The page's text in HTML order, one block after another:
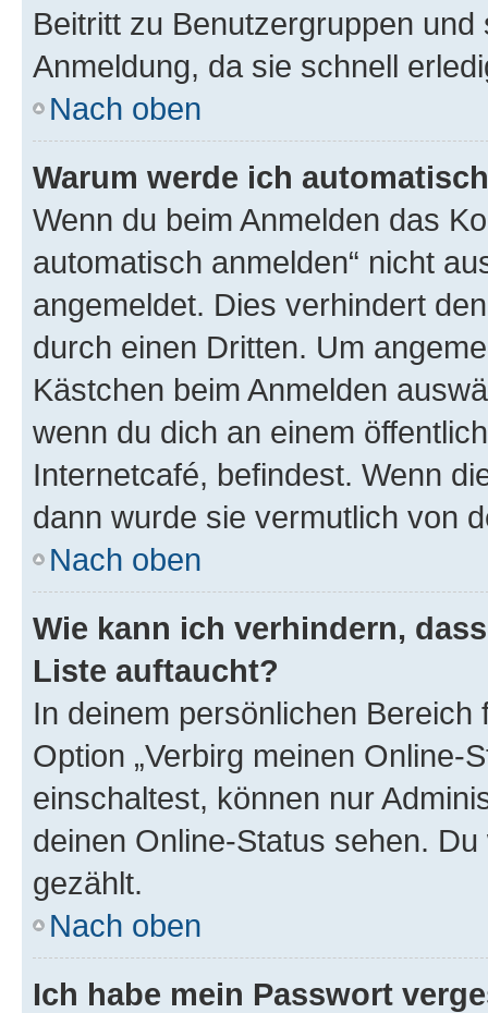
Beitritt zu Benutzergruppen
Anmeldung, da sie schnell
Nach oben
Warum werde ich
Wenn du beim Anmelden das
automatisch anmelden“ nicht
angemeldet. Dies verhindert
durch einen Dritten. Um
Kästchen beim Anmelden
wenn du dich an einem
Internetcafé, befindest. Wenn
dann wurde sie vermutlich von
Nach oben
Wie kann ich verhindern,
Liste auftaucht?
In deinem persönlichen
Option „Verbirg meinen Online-
einschaltest, können nur
deinen Online-Status sehen.
gezählt.
Nach oben
Ich habe mein Passwort